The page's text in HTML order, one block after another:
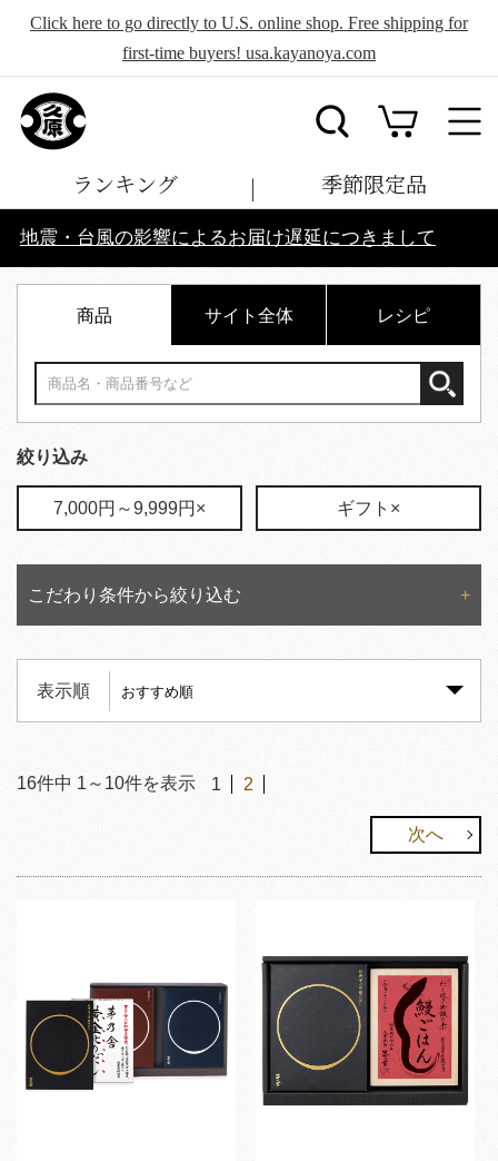
Click here to go directly to U.S. online shop. Free shipping for
first-time buyers! usa.kayanoya.com
ランキング 季節限定品
地震・台風の影響によるお届け遅延につきまして
商品 サイト全体 レシピ
絞り込み
7,000円～9,999円× ギフト×
こだわり条件から絞り込む
表示順
16件中 1 ～ 10件を表示 1 2
次へ